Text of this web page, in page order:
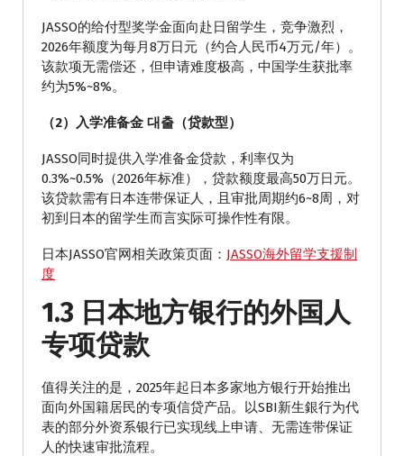
JASSO的给付型奖学金面向赴日留学生，竞争激烈，
2026年额度为每月8万日元（约合人民币4万元/年）。
该款项无需偿还，但申请难度极高，中国学生获批率
约为5%~8%。
（2）入学准备金 대출（贷款型）
JASSO同时提供入学准备金贷款，利率仅为
0.3%~0.5%（2026年标准），贷款额度最高50万日元。
该贷款需有日本连带保证人，且审批周期约6~8周，对
初到日本的留学生而言实际可操作性有限。
日本JASSO官网相关政策页面： JASSO海外留学支援制
度
1.3 日本地方银行的外国人
专项贷款
值得关注的是，2025年起日本多家地方银行开始推出
面向外国籍居民的专项信贷产品。以SBI新生銀行为代
表的部分外资系银行已实现线上申请、无需连带保证
人的快速审批流程。